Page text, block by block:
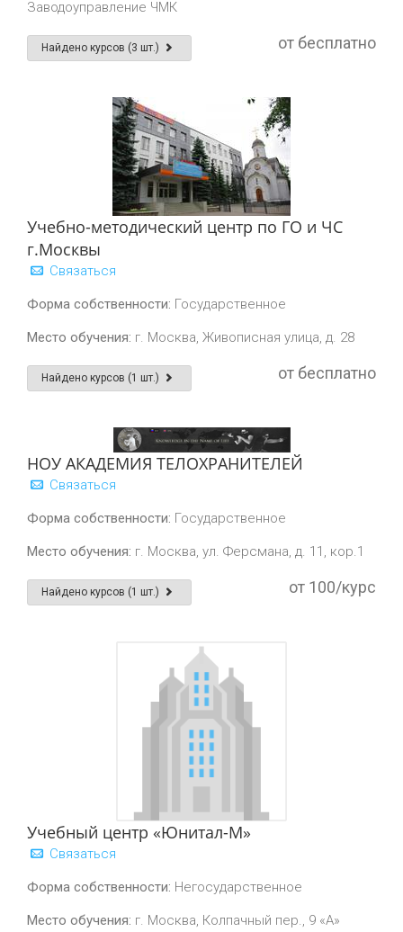
Заводоуправление ЧМК
Найдено курсов (3 шт.) от бесплатно
Учебно-методический центр по ГО и ЧС
г.Москвы
Связаться
Форма собственности: Государственное
Место обучения: г. Москва, Живописная улица, д. 28
Найдено курсов (1 шт.) от бесплатно
НОУ АКАДЕМИЯ ТЕЛОХРАНИТЕЛЕЙ
Связаться
Форма собственности: Государственное
Место обучения: г. Москва, ул. Ферсмана, д. 11, кор.1
Найдено курсов (1 шт.) от 100/курс
Учебный центр «Юнитал-М»
Связаться
Форма собственности: Негосударственное
Место обучения: г. Москва, Колпачный пер., 9 «А»